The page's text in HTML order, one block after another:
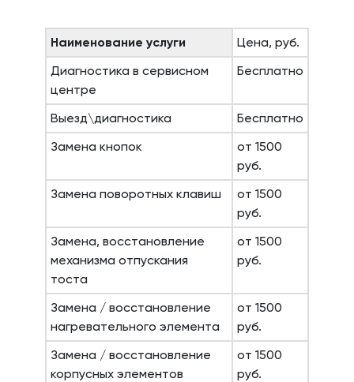
Наименование услуги
Цена, руб.
Диагностика в сервисном
центре
Бесплатно
Выезд\диагностика
Бесплатно
Замена кнопок
от 1500
руб.
Замена поворотных клавиш
от 1500
руб.
Замена, восстановление
механизма отпускания
тоста
от 1500
руб.
Замена / восстановление
нагревательного элемента
от 1500
руб.
Замена / восстановление
корпусных элементов
от 1500
руб.